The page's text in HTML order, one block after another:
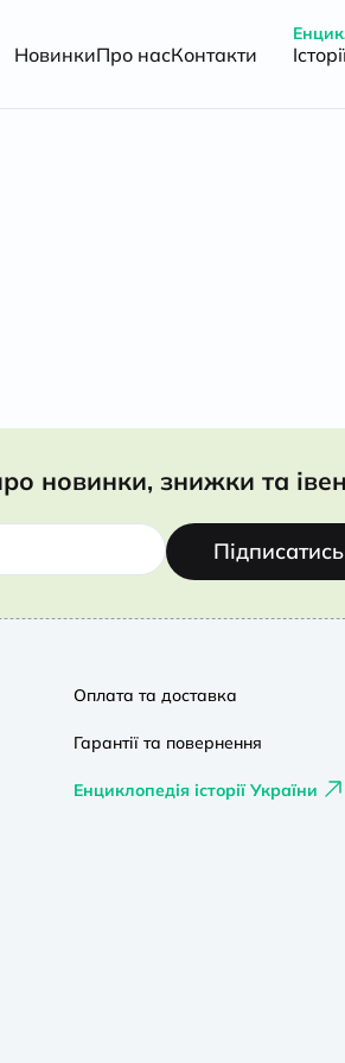
НовинкиПро насКонтакти
новинки, знижки та
Підписатись
Оплата та доставка
Гарантії та повернення
Енциклопедія історії України